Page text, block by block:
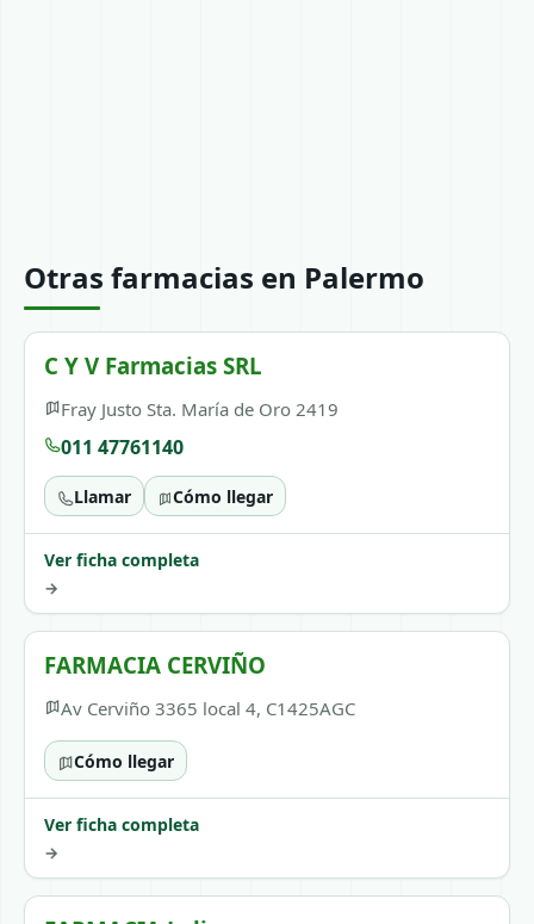
Otras farmacias en Palermo
C Y V Farmacias SRL
Fray Justo Sta. María de Oro 2419
011 47761140
Llamar Cómo llegar
Ver ficha completa
→
FARMACIA CERVIÑO
Av Cerviño 3365 local 4, C1425AGC
Cómo llegar
Ver ficha completa
→